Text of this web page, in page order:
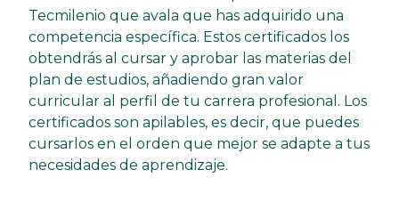
Tecmilenio que avala que has adquirido una
competencia específica. Estos certificados los
obtendrás al cursar y aprobar las materias del
plan de estudios, añadiendo gran valor
curricular al perfil de tu carrera profesional. Los
certificados son apilables, es decir, que puedes
cursarlos en el orden que mejor se adapte a tus
necesidades de aprendizaje.